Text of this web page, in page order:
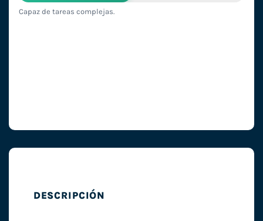
Capaz de tareas complejas.
DESCRIPCIÓN